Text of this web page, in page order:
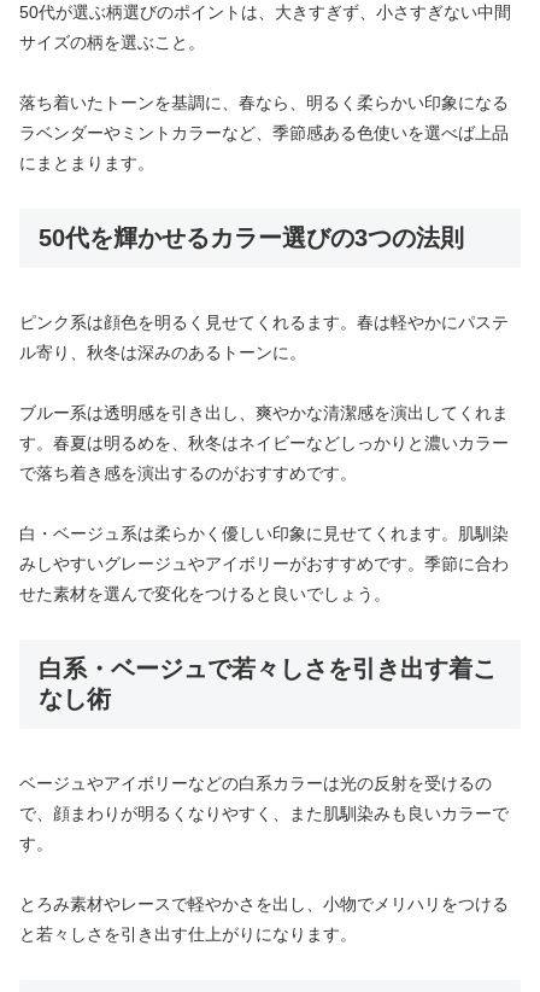
50代が選ぶ柄選びのポイントは、大きすぎず、小さすぎない中間
サイズの柄を選ぶこと。
落ち着いたトーンを基調に、春なら、明るく柔らかい印象になる
ラベンダーやミントカラーなど、季節感ある色使いを選べば上品
にまとまります。
50代を輝かせるカラー選びの3つの法則
ピンク系は顔色を明るく見せてくれるます。春は軽やかにパステ
ル寄り、秋冬は深みのあるトーンに。
ブルー系は透明感を引き出し、爽やかな清潔感を演出してくれま
す。春夏は明るめを、秋冬はネイビーなどしっかりと濃いカラー
で落ち着き感を演出するのがおすすめです。
白・ベージュ系は柔らかく優しい印象に見せてくれます。肌馴染
みしやすいグレージュやアイボリーがおすすめです。季節に合わ
せた素材を選んで変化をつけると良いでしょう。
白系・ベージュで若々しさを引き出す着こ
なし術
ベージュやアイボリーなどの白系カラーは光の反射を受けるの
で、顔まわりが明るくなりやすく、また肌馴染みも良いカラーで
す。
とろみ素材やレースで軽やかさを出し、小物でメリハリをつける
と若々しさを引き出す仕上がりになります。